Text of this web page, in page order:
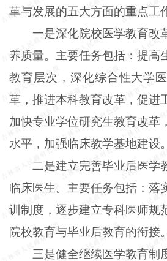
革与发展的五大方面的重点工
一是深化院校医学教育改
养质量。主要任务包括：提高
教育层次，深化综合性大学
革，推进本科教育改革，促进
加快专业学位研究生教育改革
水平，加强临床教学基地建设。
二是建立完善毕业后医学
临床医生。主要任务包括：落
训制度，逐步建立专科医师规
院校教育与毕业后教育的衔接。
三是健全继续医学教育制